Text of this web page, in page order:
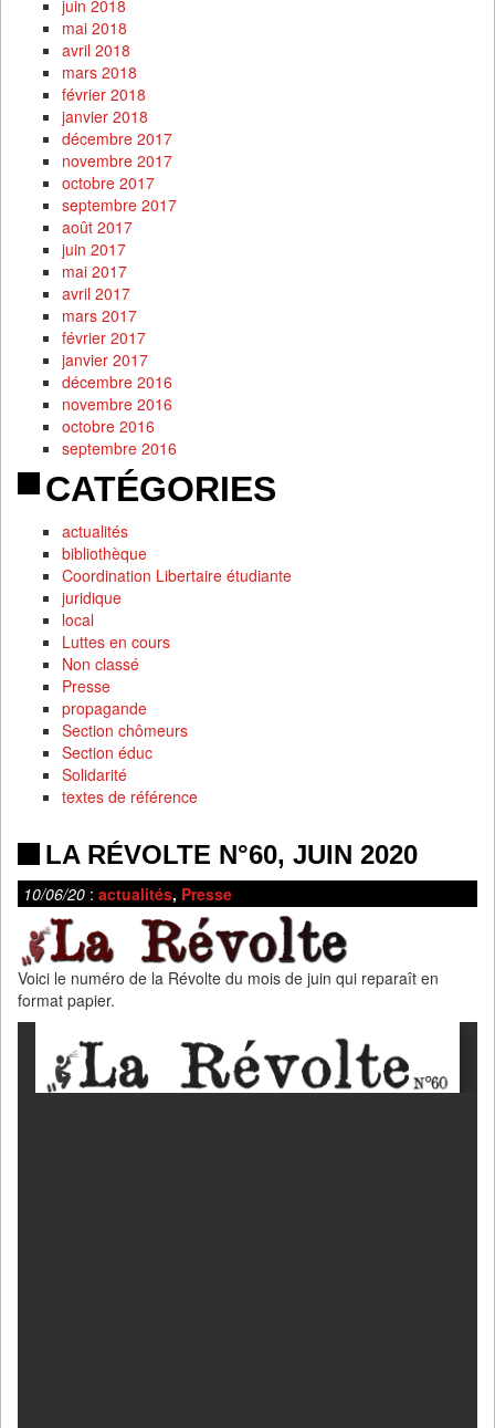
juin 2018
mai 2018
avril 2018
mars 2018
février 2018
janvier 2018
décembre 2017
novembre 2017
octobre 2017
septembre 2017
août 2017
juin 2017
mai 2017
avril 2017
mars 2017
février 2017
janvier 2017
décembre 2016
novembre 2016
octobre 2016
septembre 2016
CATÉGORIES
actualités
bibliothèque
Coordination Libertaire étudiante
juridique
local
Luttes en cours
Non classé
Presse
propagande
Section chômeurs
Section éduc
Solidarité
textes de référence
LA RÉVOLTE N°60, JUIN 2020
10/06/20 : actualités, Presse
Voici le numéro de la Révolte du mois de juin qui reparaît en
format papier.